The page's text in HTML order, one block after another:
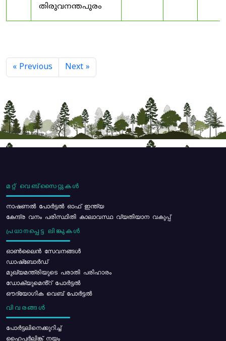
തിരുവനന്തപുരം
« Previous Next »
മറ്റ് വെബ്സൈറ്റുകൾ
നാഷണൽ പോർട്ടൽ ഓഫ് ഇന്ത്യ
കേന്ദ്ര വനം പരിസ്ഥിതി കാലാവസ്ഥ വ്യതിയാന വകുപ്പ്
പ്രധാനപ്പെട്ട ലിങ്കുകൾ
ഓൺലൈൻ സേവനങ്ങൾ
ഡാഷ്ബോർഡ്
മുഖ്യമന്ത്രിയുടെ പരാതി പരിഹാരം
ഡോക്യുമെൻ്റ് പോർട്ടൽ
ഔദ്യോഗിക വെബ് പോർട്ടൽ
വിവരങ്ങൾ
പോര്‍ട്ടലിനെക്കുറിച്ച്
ഹൈപ്പർലിങ്ക് നയം